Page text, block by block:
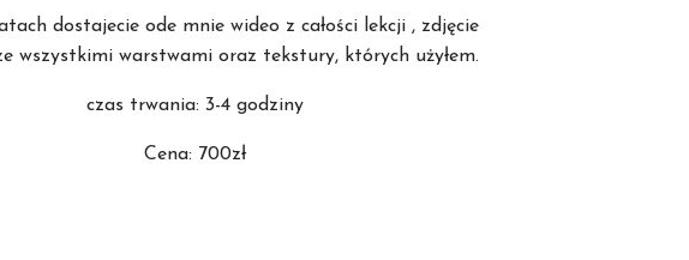
dostajecie ode mnie wideo z całości lekcji , zdjęcie
wszystkimi warstwami oraz tekstury, których użyłem.
czas trwania: 3-4 godziny
Cena: 700zł